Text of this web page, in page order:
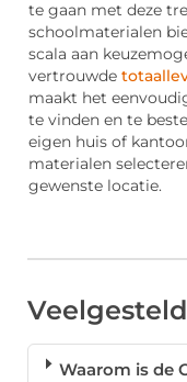
te gaan met deze
schoolmaterialen
scala aan
vertrouwde
maakt het
te vinden en te
eigen huis of
materialen
gewenste locatie.
Waarom is de